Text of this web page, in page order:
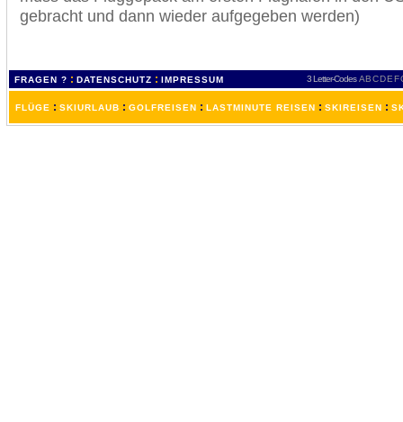
gebracht und dann wieder aufgegeben werden)
FRAGEN ? : DATENSCHUTZ : IMPRESSUM 3 Letter-Codes ABCDEF
FLÜGE : SKIURLAUB : GOLFREISEN : LASTMINUTE REISEN : SKIREISEN :